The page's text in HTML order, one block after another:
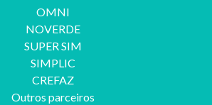
OMNI
NOVERDE
SUPER SIM
SIMPLIC
CREFAZ
Outros parceiros